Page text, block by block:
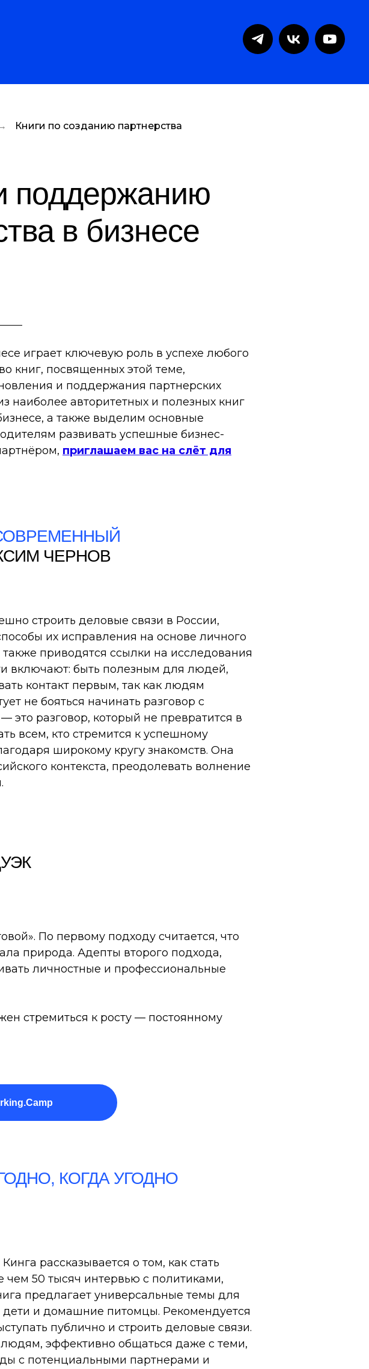
Книги по созданию партнерства
поддержанию
в бизнесе
играет ключевую роль в успехе любого
книг, посвященных этой теме,
и поддержания партнерских
наиболее авторитетных и полезных книг
а также выделим основные
развивать успешные бизнес-
приглашаем вас на слёт для
ЧЕРНОВ
строить деловые связи в России,
их исправления на основе личного
приводятся ссылки на исследования
включают: быть полезным для людей,
контакт первым, так как людям
не бояться начинать разговор с
разговор, который не превратится в
всем, кто стремится к успешному
широкому кругу знакомств. Она
контекста, преодолевать волнение
По первому подходу считается, что
природа. Адепты второго подхода,
личностные и профессиональные
стремиться к росту — постоянному
КОГДА УГОДНО
рассказывается о том, как стать
50 тысяч интервью с политиками,
предлагает универсальные темы для
дети и домашние питомцы. Рекомендуется
публично и строить деловые связи.
эффективно общаться даже с теми,
с потенциальными партнерами и